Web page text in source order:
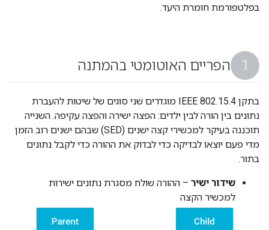
בפלטפורמת חומרת היעד.
הפריים האוטומטי בהמתנה
בתקן IEEE 802.15.4 מוגדרים שני סוגים של שיטות להעברת
נתונים בין הורה לבין ילדים: הפצה ישירה והפצה עקיפה. השנייה
תוכננה בעיקר למכשירי קצה ישנים (SED) שבהם ישנים רוב הזמן
מדי פעם יוצאו לבדיקה כדי לבדוק את ההורה כדי לקבל נתונים
בתור.
שידור ישיר – ההורה שולח מסגרת נתונים ישירות
למכשיר הקצה